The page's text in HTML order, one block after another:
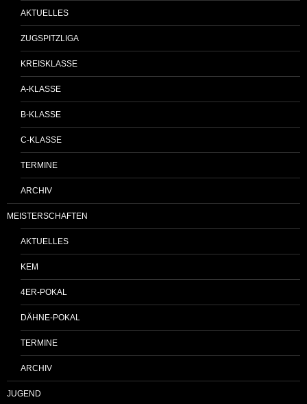
AKTUELLES
ZUGSPITZLIGA
KREISKLASSE
A-KLASSE
B-KLASSE
C-KLASSE
TERMINE
ARCHIV
MEISTERSCHAFTEN
AKTUELLES
KEM
4ER-POKAL
DÄHNE-POKAL
TERMINE
ARCHIV
JUGEND